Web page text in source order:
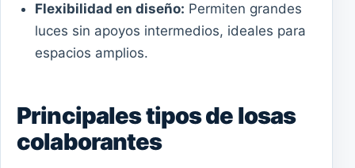
Flexibilidad en diseño: Permiten grandes
luces sin apoyos intermedios, ideales para
espacios amplios.
Principales tipos de losas
colaborantes